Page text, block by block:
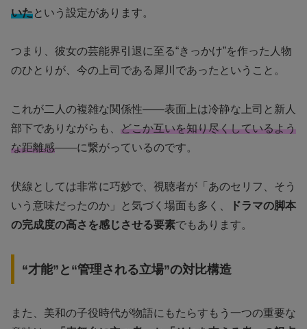
いたという設定があります。
つまり、彼女の芸能界引退に至る“きっかけ”を作った人物
のひとりが、今の上司である犀川であったということ。
これが二人の複雑な関係性――表面上は冷静な上司と新人
部下でありながらも、 どこか互いを知り尽くしているよう
な距離感――に繋がっているのです。
伏線としては非常に巧妙で、視聴者が「あのセリフ、そう
いう意味だったのか」と気づく場面も多く、
ドラマの脚本
の完成度の高さを感じさせる要素でもあります。
“才能”と“管理される立場”の対比構造
また、美和の子役時代が物語にもたらすもう一つの重要な